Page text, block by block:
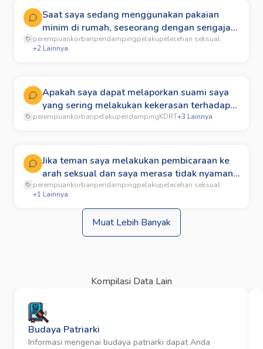
Saat saya sedang menggunakan pakaian
minim di rumah, seseorang dengan sengaja
merekam dan menyorot bagian tubuh saya,
dan video tersebut kemudian viral. Apakah
perempuankorbanpendampingpelakupelecehan seksual
+2 Lainnya
Apakah saya dapat melaporkan suami saya
yang sering melakukan kekerasan terhadap
saya, seperti memukul, menendang hingga
perempuankorbanpelakupendampingKDRT+3 Lainnya
Jika teman saya melakukan pembicaraan ke
arah seksual dan saya merasa tidak nyaman.
Apakah saya dapat melapor ke polisi?
perempuankorbanpendampingpelakupelecehan seksual
+1 Lainnya
Muat Lebih Banyak
Kompilasi Data Lain
Budaya Patriarki
Informasi mengenai budaya patriarki dapat Anda